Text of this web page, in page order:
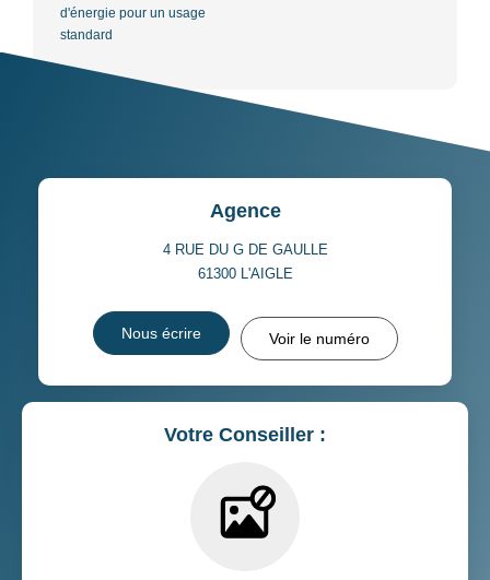
d'énergie pour un usage
standard
Agence
4 RUE DU G DE GAULLE
61300 L'AIGLE
Nous écrire Voir le numéro
Votre Conseiller :